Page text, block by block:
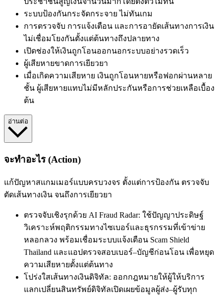
ระบบป้องกันกระจัดกระจาย ไม่ทันเกม
การตรวจจับ การแจ้งเตือน และการอายัดเส้นทางการเงิน
ไม่เชื่อมโยงกันตั้งแต่ต้นทางถึงปลายทาง
เปิดช่องให้เงินถูกโอนออกนอกระบบอย่างรวดเร็ว
ผู้เสียหายขาดการเยียวยา
เมื่อเกิดความเสียหาย เงินถูกโอนหายหรือฟอกผ่านหลาย
ชั้น ผู้เสียหายแทบไม่มีหลักประกันหรือการช่วยเหลือเบื้อง
ต้น
อ่านต่อ
จะทำอะไร (Action)
แก้ปัญหาสแกมเมอร์แบบครบวงจร ตั้งแต่การป้องกัน ตรวจจับ
ตัดเส้นทางเงิน จนถึงการเยียวยา
ตรวจจับเชิงรุกด้วย AI Fraud Radar: ใช้ปัญญาประดิษฐ์
วิเคราะห์พฤติกรรมทางไซเบอร์และธุรกรรมที่เข้าข่าย
หลอกลวง พร้อมเชื่อมระบบแจ้งเตือน Scam Shield
Thailand และแอปตรวจสอบเบอร์–บัญชีก่อนโอน เพื่อหยุด
ความเสียหายตั้งแต่ต้นทาง
โปร่งใสเส้นทางเงินดิจิทัล: ออกกฎหมายให้ผู้ให้บริการ
แลกเปลี่ยนสินทรัพย์ดิจิทัลเปิดเผยข้อมูลผู้ส่ง–ผู้รับทุก